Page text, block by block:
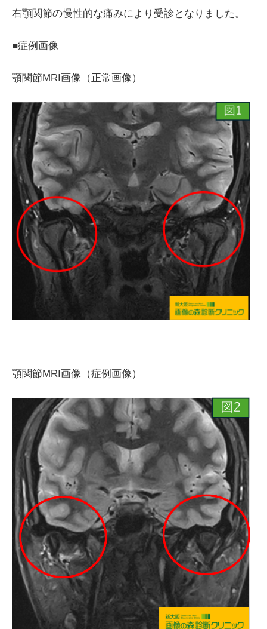
右顎関節の慢性的な痛みにより受診となりました。
■症例画像
顎関節MRI画像（正常画像）
顎関節MRI画像（症例画像）